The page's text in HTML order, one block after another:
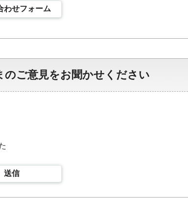
わせフォーム
ご意見をお聞かせください
送信